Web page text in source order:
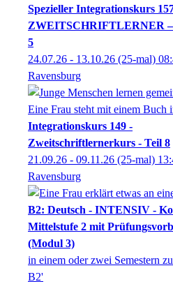
Spezieller Integrationskurs
ZWEITSCHRIFTLERNER
5
24.07.26 - 13.10.26 (25-mal)
Ravensburg
Integrationskurs 149 -
Zweitschriftlernerkurs - Teil 8
21.09.26 - 09.11.26 (25-mal)
Ravensburg
B2: Deutsch - INTENSIV -
Mittelstufe 2 mit
(Modul 3)
in einem oder zwei Semestern
B2'